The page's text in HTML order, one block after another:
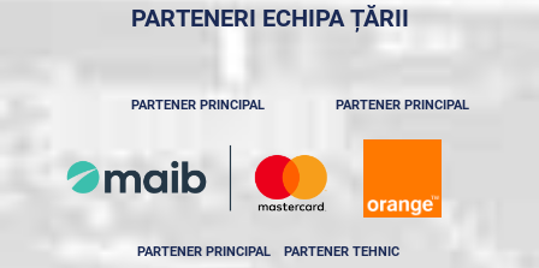
PARTENERI ECHIPA ȚĂRII
PARTENER PRINCIPAL PARTENER PRINCIPAL
PARTENER PRINCIPAL PARTENER TEHNIC